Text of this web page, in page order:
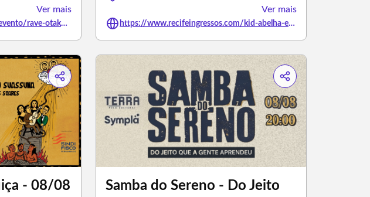
Ver mais
https://www.sympla.com.br/evento/rave-otaku-edicao-1/3407172
Ver mais
https://www.recifeingressos.com/kid-abelha-em-recife
- 08/08
Samba do Sereno - Do Jeito